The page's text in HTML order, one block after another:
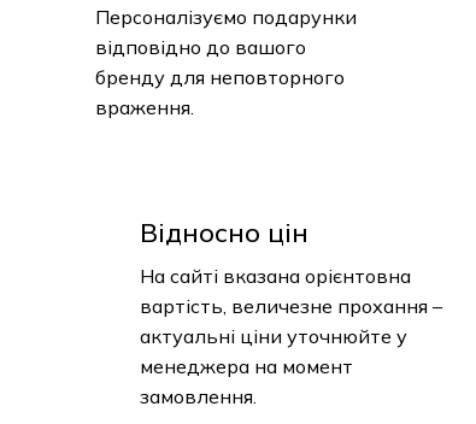
Персоналізуємо подарунки
відповідно до вашого
бренду для неповторного
враження.
Відносно цін
На сайті вказана орієнтовна
вартість, величезне прохання –
актуальні ціни уточнюйте у
менеджера на момент
замовлення.